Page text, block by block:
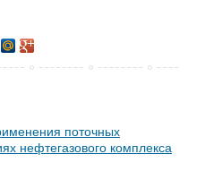
поточных
нефтегазового комплекса